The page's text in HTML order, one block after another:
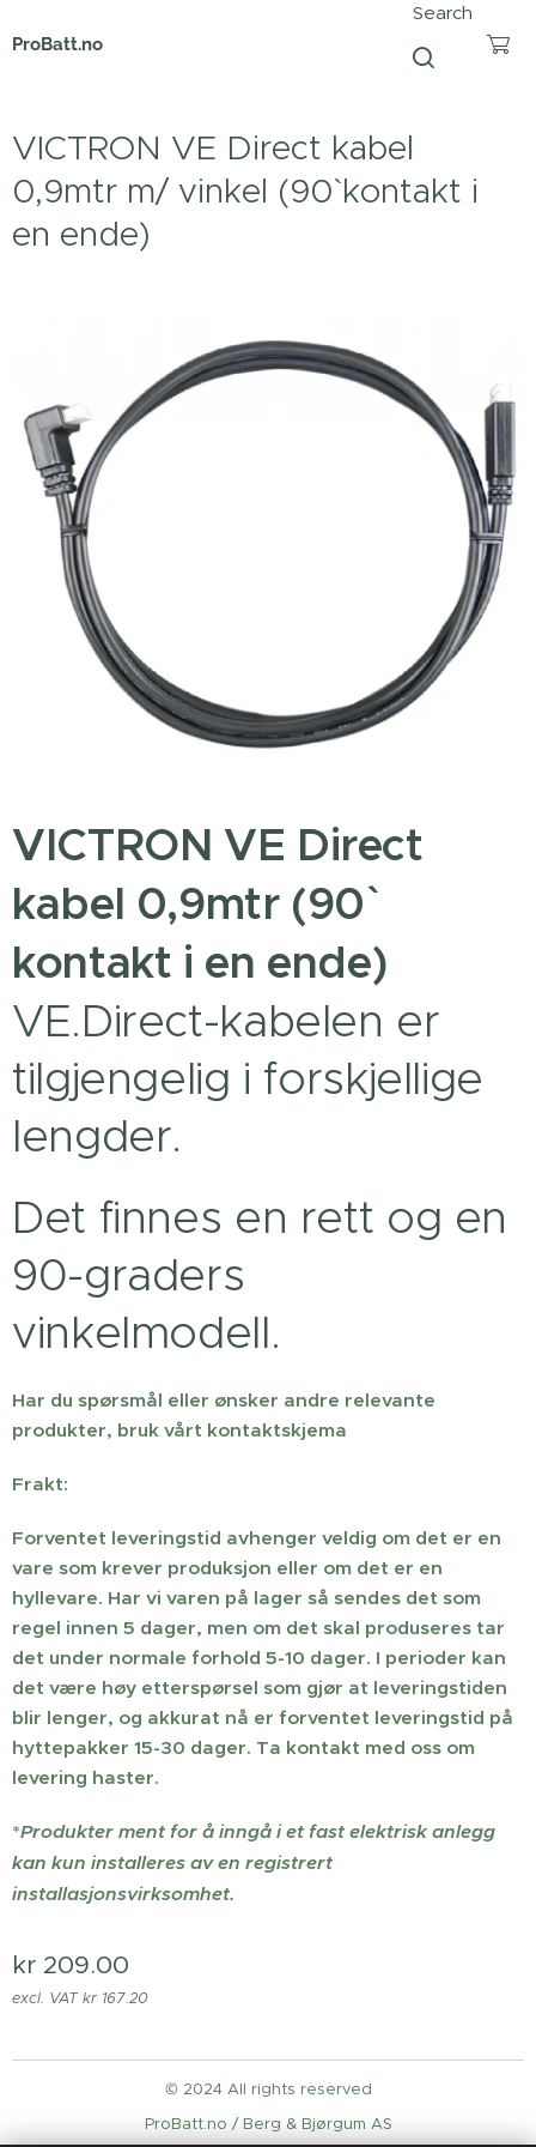
ProBatt.no
Search
VICTRON VE Direct kabel
0,9mtr m/ vinkel (90` kontakt i
en ende)
VICTRON VE Direct
kabel 0,9mtr (90`
kontakt i en ende)
VE.Direct-kabelen er
tilgjengelig i forskjellige
lengder.
Det finnes en rett og en
90-graders
vinkelmodell.
Har du spørsmål eller ønsker andre relevante
produkter, bruk vårt kontaktskjema
Frakt:
Forventet leveringstid avhenger veldig om det er en
vare som krever produksjon eller om det er en
hyllevare. Har vi varen på lager så sendes det som
regel innen 5 dager, men om det skal produseres tar
det under normale forhold 5-10 dager. I perioder kan
det være høy etterspørsel som gjør at leveringstiden
blir lenger, og akkurat nå er forventet leveringstid på
hyttepakker 15-30 dager. Ta kontakt med oss om
levering haster.
*Produkter ment for å inngå i et fast elektrisk anlegg
kan kun installeres av en registrert
installasjonsvirksomhet.
kr 209.00
excl. VAT kr 167.20
© 2024 All rights reserved
ProBatt.no / Berg & Bjørgum AS